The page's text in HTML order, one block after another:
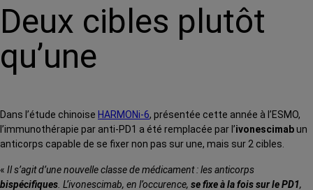
Deux cibles plutôt
qu’une
Dans l’étude chinoise HARMONi-6, présentée cette année à l’ESMO,
l’immunothérapie par anti-PD1 a été remplacée par l’ivonescimabun
anticorps capable de se fixer non pas sur une, mais sur 2 cibles.
« Il s’agit d’une nouvelle classe de médicament : les anticorps
bispécifiques . L’ivonescimab, en l’occurence, se fixe à la fois sur lePD1,